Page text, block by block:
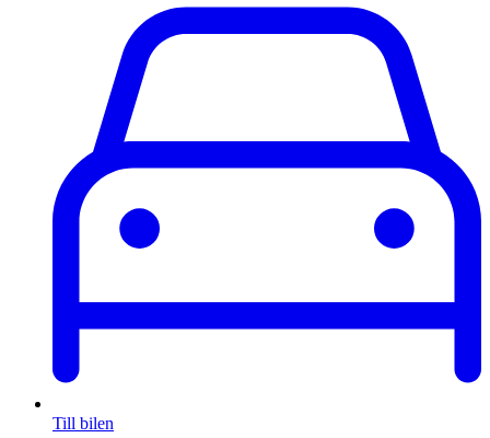
Till bilen